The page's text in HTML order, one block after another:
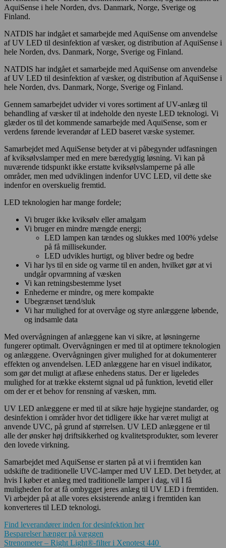
NATDIS har indgået et samarbejde med AquiSense om anvendelse
af UV LED til desinfektion af væsker, og distribution af AquiSense i
hele Norden, dvs. Danmark, Norge, Sverige og Finland.
NATDIS har indgået et samarbejde med AquiSense om anvendelse
af UV LED til desinfektion af væsker, og distribution af AquiSense i
hele Norden, dvs. Danmark, Norge, Sverige og Finland.
Gennem samarbejdet udvider vi vores sortiment af UV-anlæg til
behandling af væsker til at indeholde den nyeste LED teknologi. Vi
glæder os til det kommende samarbejde med AquiSense, som er
verdens førende leverandør af LED baseret væske systemer.
Samarbejdet med AquiSense betyder at vi påbegynder udfasningen
af kviksølvslamper med en mere bæredygtig løsning. Vi kan på
nuværende tidspunkt ikke erstatte kviksølvslamperne på alle
områder, men med udviklingen indenfor UVC LED, vil dette ske
indenfor en overskuelig fremtid.
LED teknologien har mange fordele;
Vi bruger ikke kviksølv eller amalgam
Vi bruger en mindre mængde energi;
LED lampen kan tændes og slukkes med 100% ydelse
på få millisekunder.
LED udvikles hurtigt, og bliver bedre og bedre
Vi har lys til en side og varme til en anden, hvilket gør at vi
undgår opvarmning af væsken
Vi kan retningsbestemme lyset
Enhederne er mindre, og mere kompakte
Ubegrænset tænd/sluk
Vi har mulighed for at overvåge og styre anlæggene løbende,
og indsamle data
Med overvågningen af anlæggene kan vi sikre, at løsningerne
fungerer optimalt. Overvågningen er med til at optimere teknologien
og anlæggene. Overvågningen giver mulighed for at dokumenterer
effekten og anvendelsen. LED anlæggene har en visuel indikator,
som gør det muligt at aflæse enhedens status. Der er ligeledes
mulighed for at trække eksternt signal ud på funktion, levetid eller
om der er et behov for rensning af væsken, mm.
UV LED anlæggene er med til at sikre høje hygiejne standarder, og
desinfektion i områder hvor det tidligere ikke har været muligt at
anvende UVC, på grund af størrelsen. UV LED anlæggene er til
alle der ønsker høj driftsikkerhed og kvalitetsprodukter, som leverer
den lovede virkning.
Samarbejdet med AquiSense er starten på at vi i fremtiden kan
udskifte de traditionelle UVC-lamper med UV LED. Det betyder, at
hvis I køber et anlæg med traditionelle lamper i dag, vil I få
muligheden for at få ombygget jeres anlæg til UV LED i fremtiden.
Vi arbejder på at alle vores eksisterende anlæg i fremtiden kan
konverteres til LED teknologi.
Find leverandører inden for desinfektion her
Indlægsnavigation
Besparelser hænger på væggen
Strenometer – Right Light®-filter i Xenotest 440